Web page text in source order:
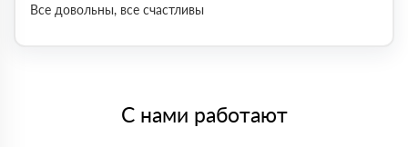
Все довольны, все счастливы
С нами работают